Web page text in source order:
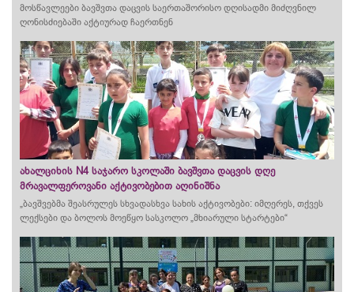
მოსწავლეები ბავშვთა დაცვის საერთაშორისო დღისადმი მიძღვნილ
ღონისძიებაში აქტიურად ჩაერთნენ
ახალციხის N4 საჯარო სკოლაში ბავშვთა დაცვის დღე
მრავალფეროვანი აქტივობებით აღინიშნა
„ბავშვებმა შეასრულეს სხვადასხვა სახის აქტივობები: იმღერეს, თქვეს
ლექსები და ბოლოს მოეწყო სასკოლო „მხიარული სტარტები“